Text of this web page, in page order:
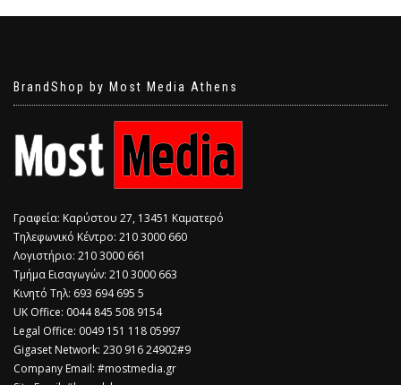
BrandShop by Most Media Athens
Γραφεία: Καρύστου 27, 13451 Καματερό
Τηλεφωνικό Κέντρο: 210 3000 660
Λογιστήριο: 210 3000 661
Τμήμα Εισαγωγών: 210 3000 663
Κινητό Τηλ: 693 694 695 5
​UK Office: 0044 845 508 9154
Legal Office: 0049 151 118 05997
Gigaset Network: 230 916 24902#9
Company Email: #mostmedia.gr